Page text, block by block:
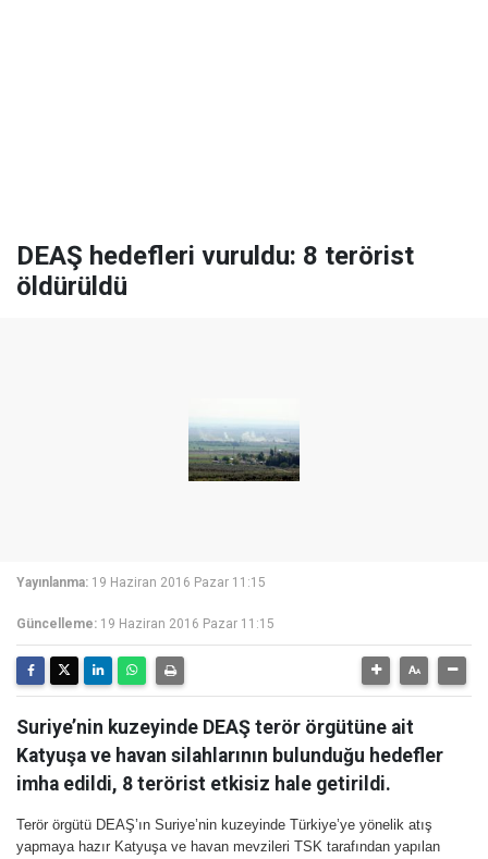
DEAŞ hedefleri vuruldu: 8 terörist
öldürüldü
Yayınlanma: 19 Haziran 2016 Pazar 11:15
Güncelleme: 19 Haziran 2016 Pazar 11:15
Suriye’nin kuzeyinde DEAŞ terör örgütüne ait
Katyuşa ve havan silahlarının bulunduğu hedefler
imha edildi, 8 terörist etkisiz hale getirildi.
Terör örgütü DEAŞ’ın Suriye’nin kuzeyinde Türkiye’ye yönelik atış
yapmaya hazır Katyuşa ve havan mevzileri TSK tarafından yapılan